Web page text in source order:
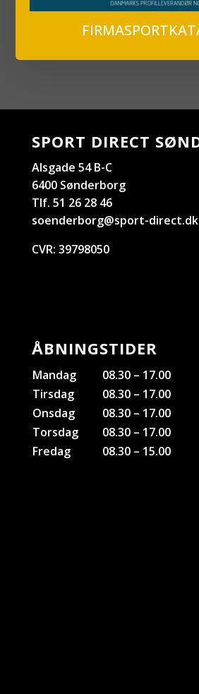
SPORT DIRECT
Alsgade 54 B-C
6400 Sønderborg
Tlf. 51 26 28 46
soenderborg@sport-direct.dk
CVR: 39798050
ÅBNINGSTIDER
Mandag
08.30 – 17.00
Tirsdag
08.30 – 17.00
Onsdag
08.30 – 17.00
Torsdag
08.30 – 17.00
Fredag
08.30 – 15.00